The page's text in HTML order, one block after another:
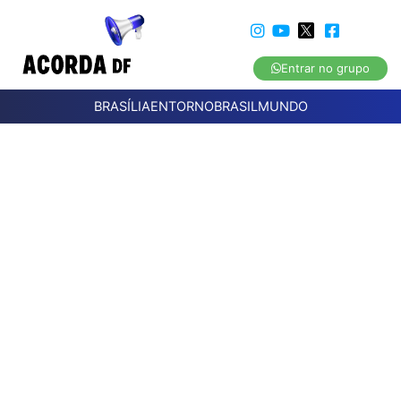
Entrar no grupo
BRASÍLIAENTORNOBRASILMUNDO